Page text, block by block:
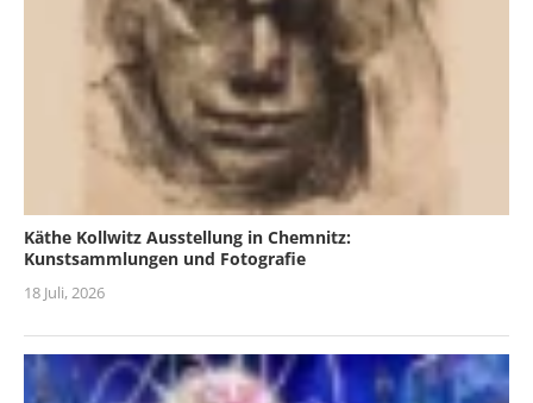
Käthe Kollwitz Ausstellung in Chemnitz:
Kunstsammlungen und Fotografie
18 Juli, 2026